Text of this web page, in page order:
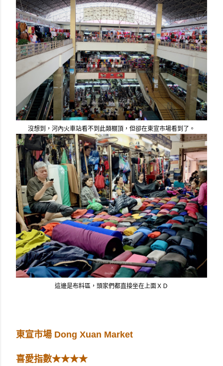
沒想到，河內火車站看不到此類棚頂，但卻在東宣市場看到了。
這邊是布料區，頭家們都直接坐在上面ＸＤ
東宣市場 Dong Xuan Market
喜愛指數★★★★